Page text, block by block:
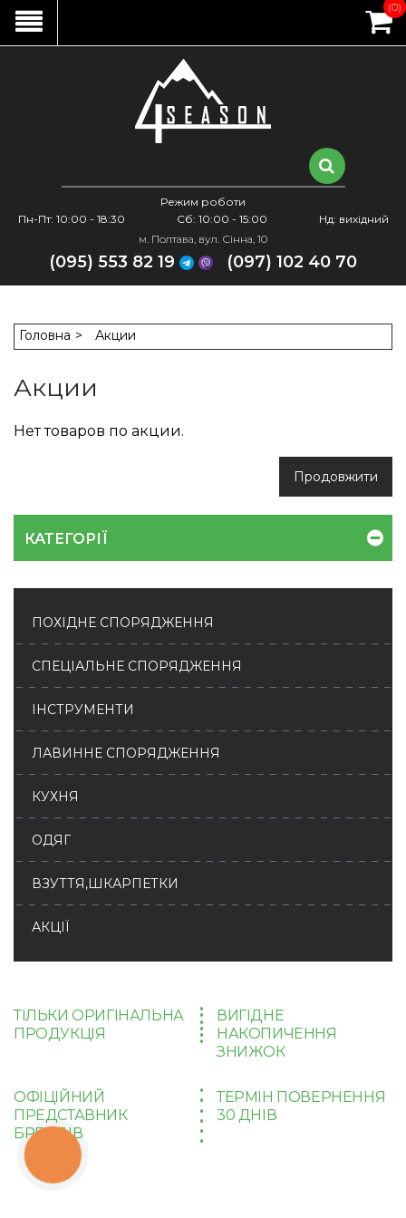
Режим роботи
Пн-Пт: 10:00 - 18:30
Сб: 10:00 - 15:00
Нд: вихідний
м. Полтава, вул. Сінна, 10
(095) 553 82 19 (097) 102 40 70
(0)
Головна Акции
Акции
Нет товаров по акции.
Продовжити
КАТЕГОРІЇ
ПОХІДНЕ СПОРЯДЖЕННЯ
СПЕЦІАЛЬНЕ СПОРЯДЖЕННЯ
ІНСТРУМЕНТИ
ЛАВИННЕ СПОРЯДЖЕННЯ
КУХНЯ
ОДЯГ
ВЗУТТЯ,ШКАРПЕТКИ
АКЦІЇ
ТІЛЬКИ ОРИГІНАЛЬНА
ПРОДУКЦІЯ
ВИГІДНЕ
НАКОПИЧЕННЯ
ЗНИЖОК
ОФІЦІЙНИЙ
ПРЕДСТАВНИК
БРЕНДІВ
ТЕРМІН ПОВЕРНЕННЯ
30 ДНІВ